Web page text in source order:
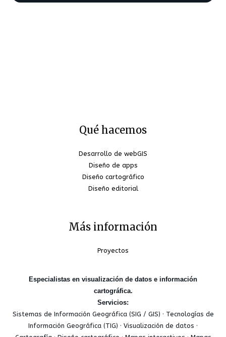
Qué hacemos
Desarrollo de webGIS
Diseño de apps
Diseño cartográfico
Diseño editorial
Más información
Proyectos
Especialistas en visualización de datos e información
cartográfica.
Servicios:
Sistemas de Información Geográfica (SIG / GIS) · Tecnologías de
Información Geográfica (TIG) · Visualización de datos ·